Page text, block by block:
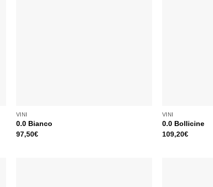
VINI
0.0 Bianco
97,50€
VINI
0.0 Bollicine
109,20€